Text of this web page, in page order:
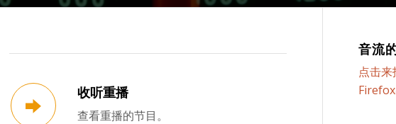
收听重播
查看重播的节目。
音流
点击来